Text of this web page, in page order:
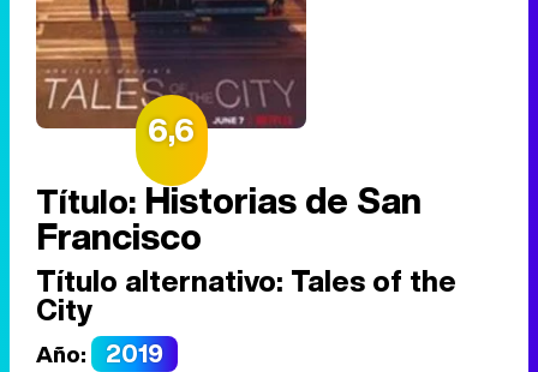
6,6
Título: Historias de San
Francisco
Título alternativo: Tales of the
City
Año: 2019